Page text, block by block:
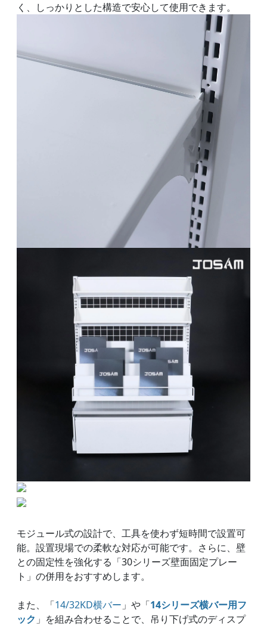
く、しっかりとした構造で安心して使用できます。
モジュール式の設計で、工具を使わず短時間で設置可
能。設置現場での柔軟な対応が可能です。さらに、壁
との固定性を強化する「30シリーズ壁面固定プレー
ト」の併用をおすすめします。
また、「14/32KD横バー」や「14シリーズ横バー用フ
ック」を組み合わせることで、吊り下げ式のディスプ